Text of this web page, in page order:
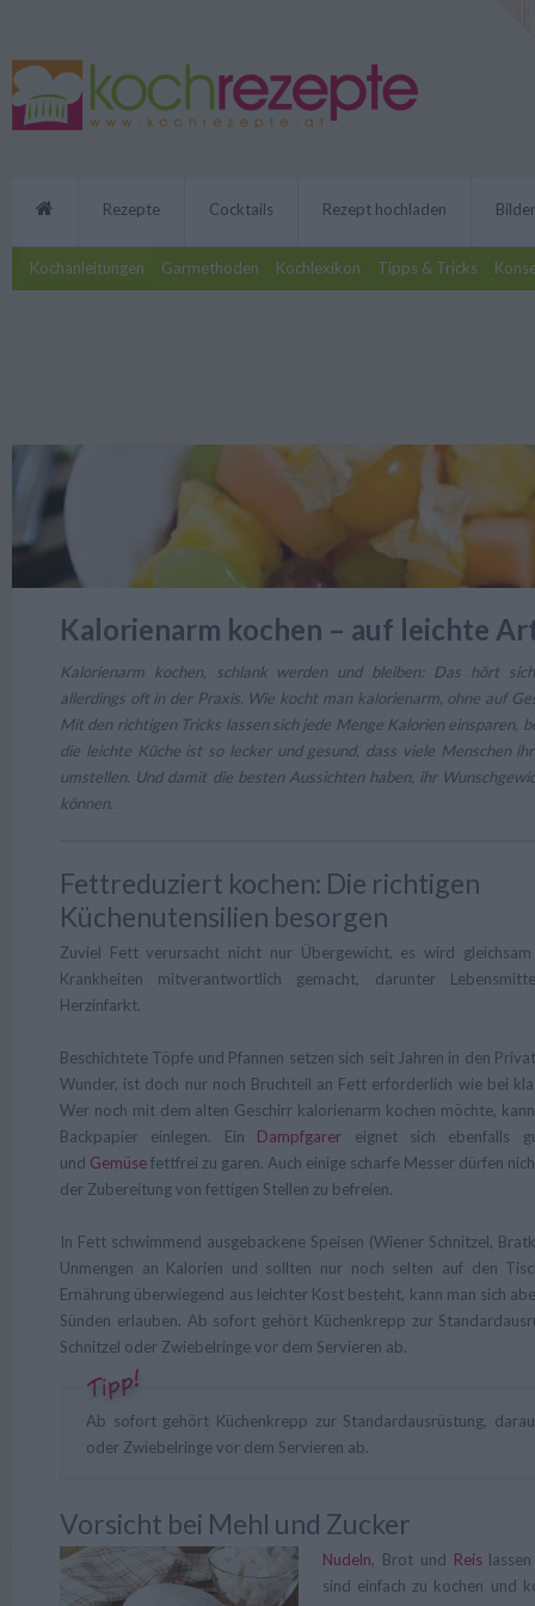
Rezepte Cocktails Rezept hochladen Bilder
Kochanleitungen Garmethoden Kochlexikon Tipps & Tricks
Kalorienarm kochen – auf leichte
Kalorienarm kochen, schlank werden und bleiben: Das hört
allerdings oft in der Praxis. Wie kocht man kalorienarm, ohne auf
Mit den richtigen Tricks lassen sich jede Menge Kalorien einsparen,
die leichte Küche ist so lecker und gesund, dass viele Menschen
umstellen. Und damit die besten Aussichten haben, ihr
können.
Fettreduziert kochen: Die richtigen
Küchenutensilien besorgen
Zuviel Fett verursacht nicht nur Übergewicht, es wird
Krankheiten mitverantwortlich gemacht, darunter
Herzinfarkt.
Beschichtete Töpfe und Pfannen setzen sich seit Jahren in den
Wunder, ist doch nur noch Bruchteil an Fett erforderlich wie bei
Wer noch mit dem alten Geschirr kalorienarm kochen möchte,
Backpapier einlegen. Ein Dampfgarer eignet sich ebenfalls
und Gemüsefettfrei zu garen. Auch einige scharfe Messer dürfen
der Zubereitung von fettigen Stellen zu befreien.
In Fett schwimmend ausgebackene Speisen (Wiener Schnitzel,
Unmengen an Kalorien und sollten nur noch selten auf den
Ernährung überwiegend aus leichter Kost besteht, kann man sich
Sünden erlauben. Ab sofort gehört Küchenkrepp zur
Schnitzel oder Zwiebelringe vor dem Servieren ab.
Ab sofort gehört Küchenkrepp zur Standardausrüstung,
oder Zwiebelringe vor dem Servieren ab.
Vorsicht bei Mehl und Zucker
Nudeln, Brot und Reislassen
sind einfach zu kochen und